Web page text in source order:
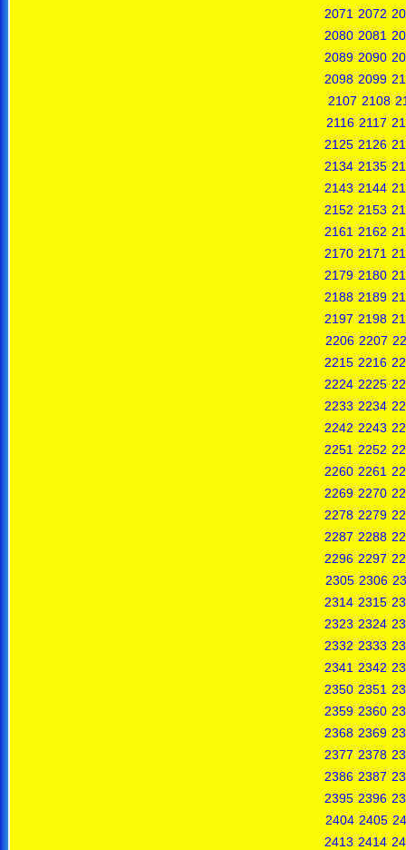
2071 2072
2080 2081
2089 2090
2098 2099
2107 2108
2116 2117
2125 2126
2134 2135
2143 2144
2152 2153
2161 2162
2170 2171
2179 2180
2188 2189
2197 2198
2206 2207
2215 2216
2224 2225
2233 2234
2242 2243
2251 2252
2260 2261
2269 2270
2278 2279
2287 2288
2296 2297
2305 2306
2314 2315
2323 2324
2332 2333
2341 2342
2350 2351
2359 2360
2368 2369
2377 2378
2386 2387
2395 2396
2404 2405
2413 2414